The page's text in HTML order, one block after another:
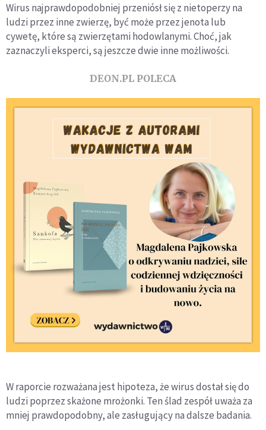
Wirus najprawdopodobniej przeniósł się z nietoperzy na
ludzi przez inne zwierzę, być może przez jenota lub
cywetę, które są zwierzętami hodowlanymi. Choć, jak
zaznaczyli eksperci, są jeszcze dwie inne możliwości.
DEON.PL POLECA
W raporcie rozważana jest hipoteza, że wirus dostał się do
ludzi poprzez skażone mrożonki. Ten ślad zespół uważa za
mniej prawdopodobny, ale zasługujący na dalsze badania.